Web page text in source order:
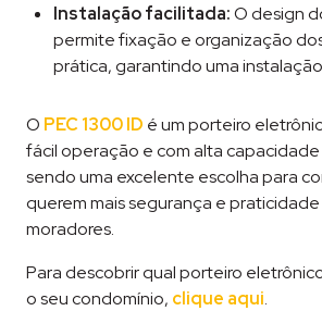
Instalação facilitada:O design
permite fixação e organização
prática, garantindo uma
O PEC 1300 ID é um porteiro
fácil operação e com alta
sendo uma excelente escolha para
querem mais segurança e
moradores.
Para descobrir qual porteiro
o seu condomínio, clique aqui.